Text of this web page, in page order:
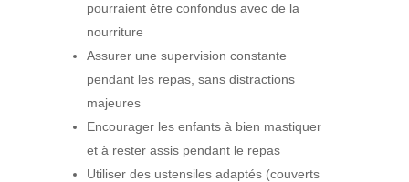
pourraient être confondus avec de la
nourriture
Assurer une supervision constante
pendant les repas, sans distractions
majeures
Encourager les enfants à bien mastiquer
et à rester assis pendant le repas
Utiliser des ustensiles adaptés (couverts